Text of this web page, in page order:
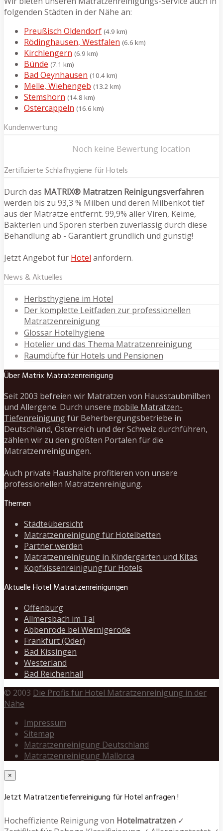
folgenden Städten in der Nähe an:
Preußisch Oldendorf (4.9 km)
Rödinghausen, Westfalen (6.6 km)
Kirchlengern (6.9 km)
Bünde (7.1 km)
Bad Oeynhausen (10.4 km)
Melle, Wiehengeb (13.2 km)
Stemshorn (14.8 km)
Ostercappeln (16.6 km)
Kundenwertung
Noch keine Bewertung location
Zertifizierte Schlafhygiene für Hotels
Durch das MATRIX® Matratzen Reinigungsverfahren
werden bis zu 93,3 % Milben und deren Milbenkot tief
aus der Matratze entfernt. 99,9% aller Viren, Keime,
Bakterien und Sporen sterben zuverlässig durch diese
Behandlung ab - Garantiert gründlich und günstig!
Jetzt Angebot für Hotel anfordern.
News & Aktuelles
Herbsthygiene im Hotel
Der komplette Leitfaden zur professionellen
Matratzenreinigung
Glossar Hotelhygiene
Hotelier und das Thema Matratzenreinigung
Raumdüfte für Hotels und Pensionen
Über Matrix Matratzenreinigung
Seit 2003 befreien wir Matratzen von Hausstaubmilben
und Allergene. Durch unsere mobile Matratzen-
Tiefenreinigungfür Beherbergungsbetriebe in
Deutschland, Österreich und der Schweiz durchführen,
zählen wir zu den größten Portalen für die
Matratzenreinigungen.
Auch private Haushalte profitieren von unsere
professionellen Matratzenreinigung.
Themen
Städteübersicht
Matratzenreinigung für Hotelbetten
Partner werden
Matratzenreinigung in Kindergärten und Kitas
Kopfkissenreinigung für Hotels
Aktuelle Hotel Matratzenreinigungen
Offenburg
Allmersbach im Tal
Abbenrode bei Wernigerode
Frankfurt (Oder)
Bad Kissingen
Westerland
Bad Reichenhall
© 2003 Die Profis für Hotel Matratzenreinigung in der
Nähe
Impressum
Sitemap
Matratzenreinigung Deutschland
Matratzenreinigung Mallorca
×
Jetzt Matratzentiefenreinigung für Hotel anfragen !
Hocheffiziente Reinigung von Hotelmatratzen ✓